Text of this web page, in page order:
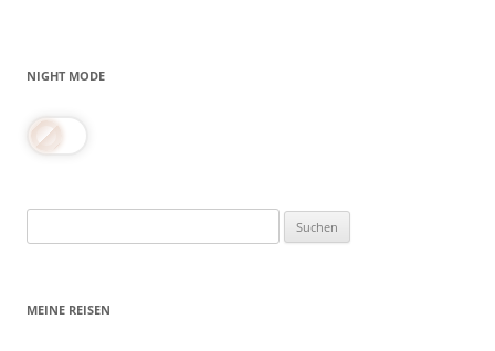
NIGHT MODE
nach:
MEINE REISEN